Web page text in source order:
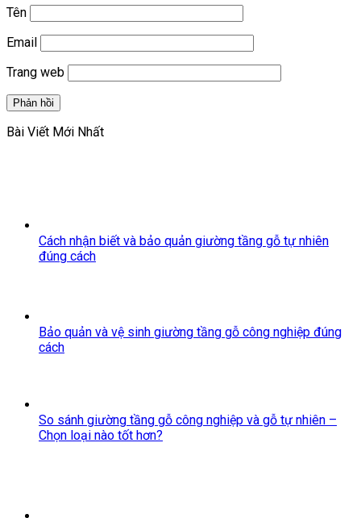
Tên
Email
Trang web
Bài Viết Mới Nhất
Cách nhận biết và bảo quản giường tầng gỗ tự nhiên
đúng cách
Bảo quản và vệ sinh giường tầng gỗ công nghiệp đúng
cách
So sánh giường tầng gỗ công nghiệp và gỗ tự nhiên –
Chọn loại nào tốt hơn?